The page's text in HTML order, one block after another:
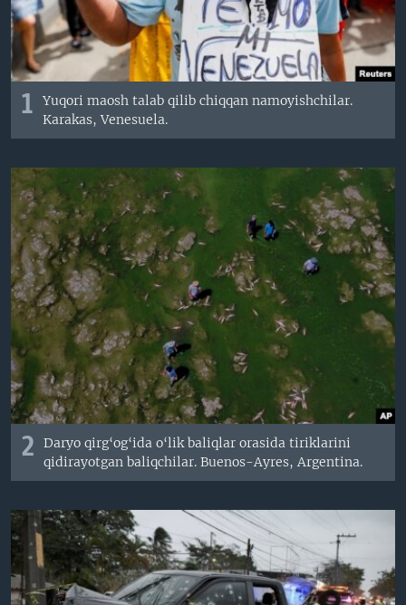
TWITTER
SOUNDCLOUD
VOA
1
Yuqori maosh talab qilib chiqqan namoyishchilar.
Karakas, Venesuela.
2
Daryo qirg‘og‘ida o‘lik baliqlar orasida tiriklarini
qidirayotgan baliqchilar. Buenos-Ayres, Argentina.